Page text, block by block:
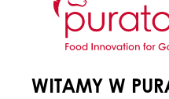
ul. Żniwnej 2 w
, adres e-mail
WITAMY W